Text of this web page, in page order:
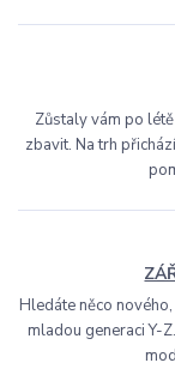
Zůstaly vám po
zbavit. Na trh
Hledáte něco
mladou generaci Y-